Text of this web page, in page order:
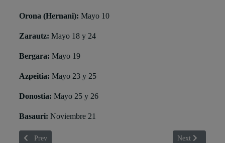
Orona (Hernani): Mayo 10
Zarautz: Mayo 18 y 24
Bergara: Mayo 19
Azpeitia: Mayo 23 y 25
Donostia: Mayo 25 y 26
Basauri: Noviembre 21
Previous article: Programa 2017
Prev Next article:
Next